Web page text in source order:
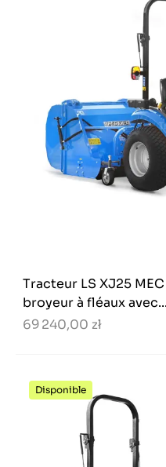
Tracteur LS XJ25
broyeur à fléaux avec...
69 240,00 zł
Disponible